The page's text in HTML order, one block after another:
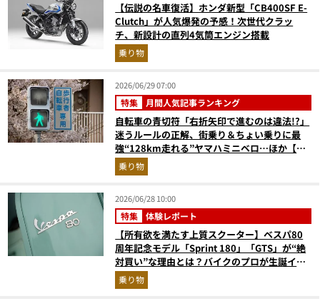
【伝説の名車復活】ホンダ新型「CB400SF E-
Clutch」が人気爆発の予感！次世代クラッ
チ、新設計の直列4気筒エンジン搭載
乗り物
2026/06/29 07:00
特集 月間人気記事ランキング
自転車の青切符「右折矢印で進むのは違法!?」
迷うルールの正解、街乗り＆ちょい乗りに最
強“128km走れる”ヤマハミニベロ…ほか【自
転車の人気記事ランキングベスト3】（2026年
5月版）
乗り物
2026/06/28 10:00
特集 体験レポート
【所有欲を満たす上質スクーター】ベスパ80
周年記念モデル「Sprint 180」「GTS」が“絶
対買い”な理由とは？バイクのプロが生誕イベ
ントから実車レビュー！
乗り物